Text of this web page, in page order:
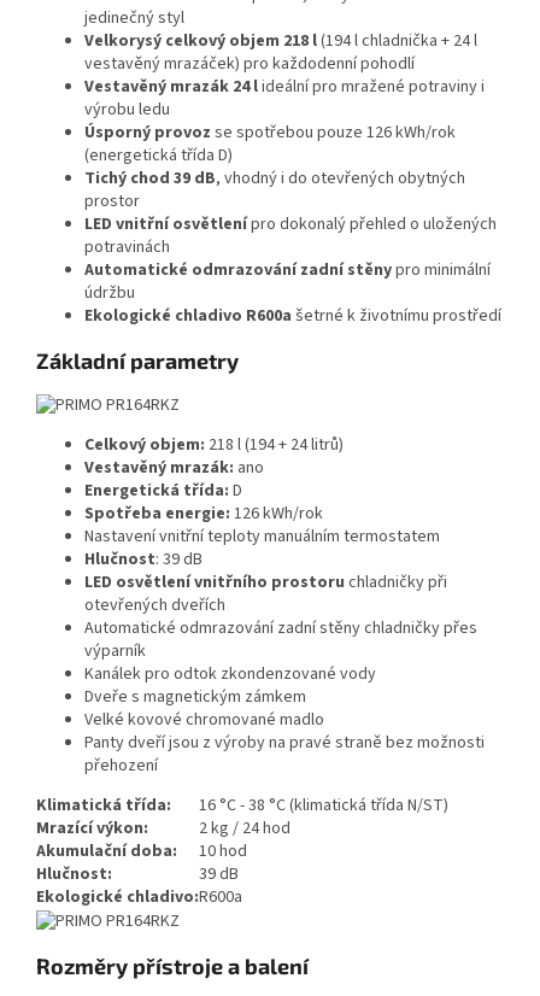
jedinečný styl
Velkorysý celkový objem 218 l(194 l chladnička + 24 l
vestavěný mrazáček) pro každodenní pohodlí
Vestavěný mrazák 24 lideální pro mražené potraviny i
výrobu ledu
Úsporný provoz se spotřebou pouze 126 kWh/rok
(energetická třída D)
Tichý chod 39 dB, vhodný i do otevřených obytných
prostor
LED vnitřní osvětlenípro dokonalý přehled o uložených
potravinách
Automatické odmrazování zadní stěnypro minimální
údržbu
Ekologické chladivo R600a šetrné k životnímu prostředí
Základní parametry
Celkový objem: 218 l (194 + 24 litrů)
Vestavěný mrazák: ano
Energetická třída: D
Spotřeba energie: 126 kWh/rok
Nastavení vnitřní teploty manuálním termostatem
Hlučnost: 39 dB
LED osvětlení vnitřního prostoru chladničky při
otevřených dveřích
Automatické odmrazování zadní stěny chladničky přes
výparník
Kanálek pro odtok zkondenzované vody
Dveře s magnetickým zámkem
Velké kovové chromované madlo
Panty dveří jsou z výroby na pravé straně bez možnosti
přehození
Klimatická třída:
16 °C - 38 °C (klimatická třída N/ST)
Mrazící výkon:
2 kg / 24 hod
Akumulační doba:
10 hod
Hlučnost:
39 dB
Ekologické chladivo:R600a
Rozměry přístroje a balení